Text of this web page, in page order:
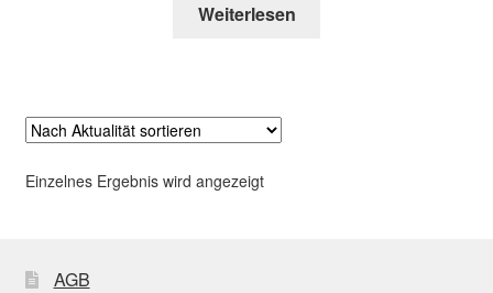
Weiterlesen
Einzelnes Ergebnis wird angezeigt
AGB